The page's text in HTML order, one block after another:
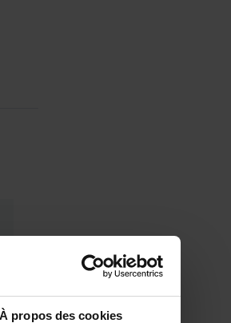
À propos des cookies